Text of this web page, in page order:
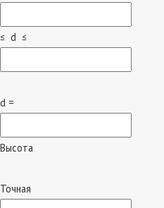
≤ d ≤
d =
Высота
Точная